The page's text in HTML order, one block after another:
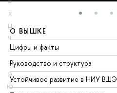
Ф
Х
Ц
Ч
Ш
Щ
Э
Ю
О ВЫШКЕ
Цифры и факты
Руководство и структура
Устойчивое развитие в НИУ ВШЭ